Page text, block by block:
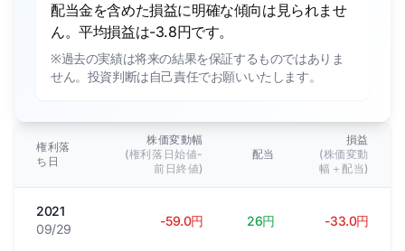
配当金を含めた損益に明確な傾向は見られませ
ん。平均損益は-3.8円です。
※過去の実績は将来の結果を保証するものではありま
せん。投資判断は自己責任でお願いいたします。
権利落
ち日
株価変動幅
(権利落日始値-
前日終値)
配当
損益
(株価変動
幅＋配当)
2021
09/29
-59.0円 26円 -33.0円